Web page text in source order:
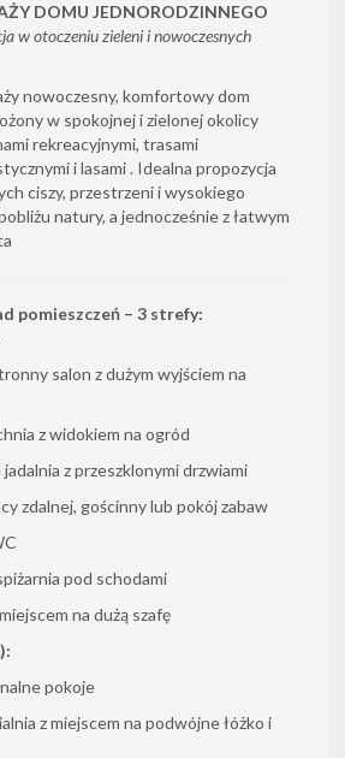
DOMU JEDNORODZINNEGO
w otoczeniu zieleni i nowoczesnych
nowoczesny, komfortowy dom
w spokojnej i zielonej okolicy
rekreacyjnymi, trasami
i lasami . Idealna propozycja
ciszy, przestrzeni i wysokiego
natury, a jednocześnie z łatwym
pomieszczeń – 3 strefy:
salon z dużym wyjściem na
z widokiem na ogród
z przeszklonymi drzwiami
zdalnej, gościnny lub pokój zabaw
pod schodami
na dużą szafę
pokoje
z miejscem na podwójne łóżko i